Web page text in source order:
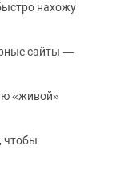
нахожу
сайты —
«живой»
чтобы